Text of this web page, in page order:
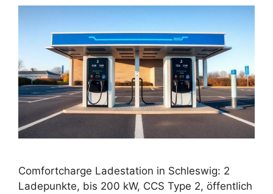
Comfortcharge Ladestation in Schleswig: 2
Ladepunkte, bis 200 kW, CCS Type 2, öffentlich